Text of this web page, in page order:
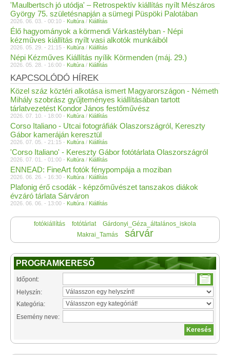
'Maulbertsch jó utódja' – Retrospektív kiállítás nyílt Mészáros
György 75. születésnapján a sümegi Püspöki Palotában
2026. 06. 03. - 00:10 - Kultúra / Kiállítás
Élő hagyományok a körmendi Várkastélyban - Népi
kézműves kiállítás nyílt vasi alkotók munkáiból
2026. 05. 29. - 21:15 - Kultúra / Kiállítás
Népi Kézműves Kiállítás nyílik Körmenden (máj. 29.)
2026. 05. 28. - 16:00 - Kultúra / Kiállítás
KAPCSOLÓDÓ HÍREK
Közel száz köztéri alkotása ismert Magyarországon - Németh
Mihály szobrász gyűjteményes kiállításában tartott
tárlatvezetést Kondor János festőművész
2026. 07. 10. - 18:00 - Kultúra / Kiállítás
Corso Italiano - Utcai fotográfiák Olaszországról, Kereszty
Gábor kameráján keresztül
2026. 07. 05. - 21:15 - Kultúra / Kiállítás
'Corso Italiano' - Kereszty Gábor fotótárlata Olaszországról
2026. 07. 01. - 01:00 - Kultúra / Kiállítás
ENNEAD: FineArt fotók fénypompája a moziban
2026. 06. 26. - 16:30 - Kultúra / Kiállítás
Plafonig érő csodák - képzőművészet tanszakos diákok
évzáró tárlata Sárváron
2026. 06. 06. - 13:00 - Kultúra / Kiállítás
fotókiállítás fotótárlat
Gárdonyi_Géza_általános_iskola
Makrai_Tamás
sárvár
PROGRAMKERESŐ
Időpont:
Helyszín:
Kategória:
Esemény neve: